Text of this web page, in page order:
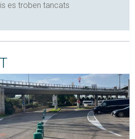
es troben tancats